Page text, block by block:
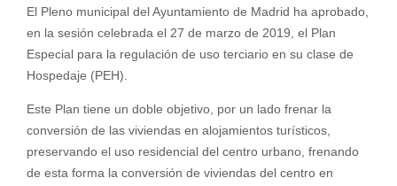
El Pleno municipal del Ayuntamiento de Madrid ha aprobado,
en la sesión celebrada el 27 de marzo de 2019, el Plan
Especial para la regulación de uso terciario en su clase de
Hospedaje (PEH).
Este Plan tiene un doble objetivo, por un lado frenar la
conversión de las viviendas en alojamientos turísticos,
preservando el uso residencial del centro urbano, frenando
de esta forma la conversión de viviendas del centro en